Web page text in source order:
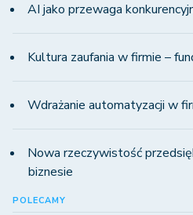
AI jako przewaga
Kultura zaufania w firmie –
Wdrażanie automatyzacji w
Nowa rzeczywistość
biznesie
POLECAMY